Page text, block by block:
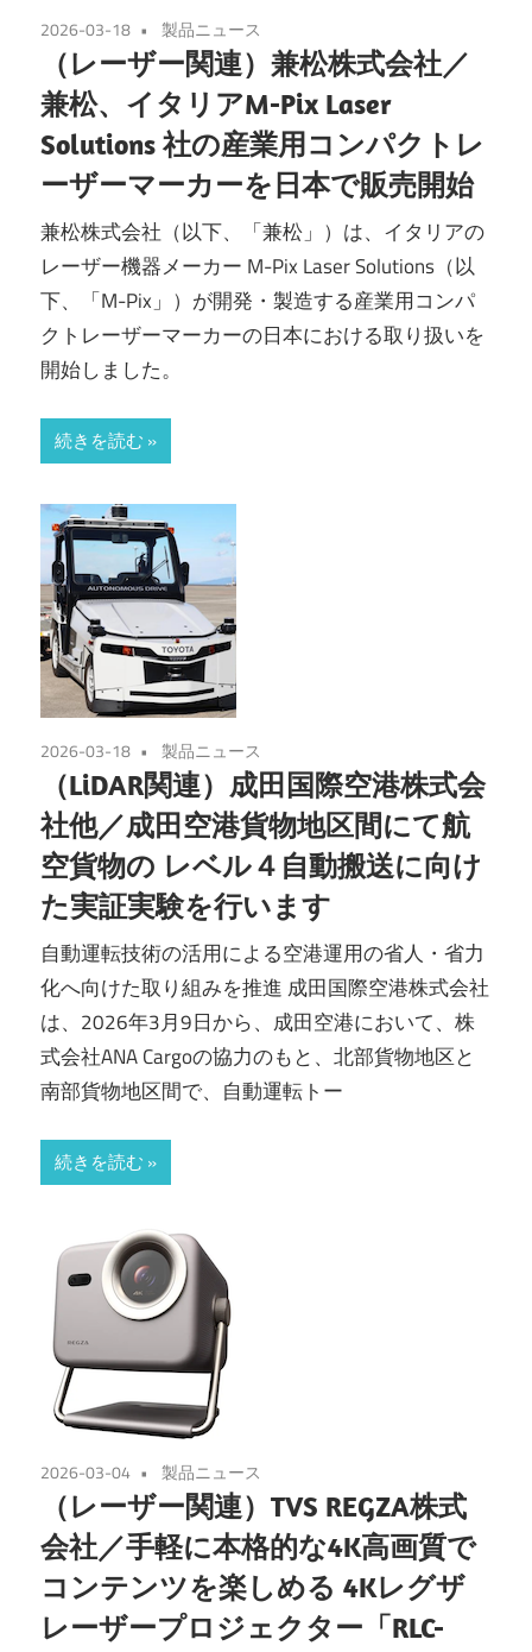
2026-03-18 製品ニュース
（レーザー関連）兼松株式会社／
兼松、イタリアM-Pix Laser
Solutions 社の産業用コンパクトレ
ーザーマーカーを日本で販売開始
兼松株式会社（以下、「兼松」）は、イタリアの
レーザー機器メーカー M-Pix Laser Solutions（以
下、「M-Pix」）が開発・製造する産業用コンパ
クトレーザーマーカーの日本における取り扱いを
開始しました。
続きを読む
2026-03-18 製品ニュース
（LiDAR関連）成田国際空港株式会
社他／成田空港貨物地区間にて航
空貨物の レベル４自動搬送に向け
た実証実験を行います
自動運転技術の活用による空港運用の省人・省力
化へ向けた取り組みを推進 成田国際空港株式会社
は、2026年3月9日から、成田空港において、株
式会社ANA Cargoの協力のもと、北部貨物地区と
南部貨物地区間で、自動運転トー
続きを読む
2026-03-04 製品ニュース
（レーザー関連）TVS REGZA株式
会社／手軽に本格的な4K高画質で
コンテンツを楽しめる 4Kレグザ
レーザープロジェクター「RLC-